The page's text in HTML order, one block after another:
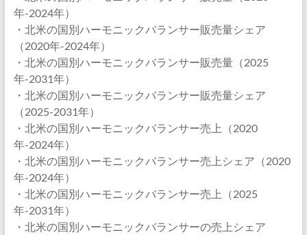
年-2024年）
・北米の国別ハーモニックバランサー販売量シェア
（2020年-2024年）
・北米の国別ハーモニックバランサー販売量（2025
年-2031年）
・北米の国別ハーモニックバランサー販売量シェア
（2025-2031年）
・北米の国別ハーモニックバランサー売上（2020
年-2024年）
・北米の国別ハーモニックバランサー売上シェア（2020
年-2024年）
・北米の国別ハーモニックバランサー売上（2025
年-2031年）
・北米の国別ハーモニックバランサーの売上シェア